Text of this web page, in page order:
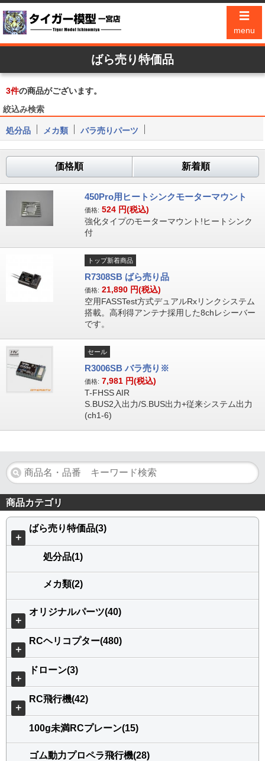
☰
menu
ばら売り特価品
3件の商品がございます。
絞込み検索
処分品 メカ類 バラ売りパーツ
価格順 新着順
450Pro用ヒートシンクモーターマウント
価格: 524 円(税込)
強化タイプのモーターマウント!ヒートシンク
付
トップ新着商品
R7308SB ばら売り品
価格: 21,890 円(税込)
空用FASSTest方式デュアルRxリンクシステム
搭載。高利得アンテナ採用した8chレシーバー
です。
セール
R3006SB バラ売り※
価格: 7,981 円(税込)
T-FHSS AIR
S.BUS2入出力/S.BUS出力+従来システム出力
(ch1-6)
商品カテゴリ
＋
ばら売り特価品(3)
処分品(1)
メカ類(2)
＋
オリジナルパーツ(40)
＋
RCヘリコプター(480)
＋
ドローン(3)
＋
RC飛行機(42)
100g未満RCプレーン(15)
ゴム動力プロペラ飛行機(28)